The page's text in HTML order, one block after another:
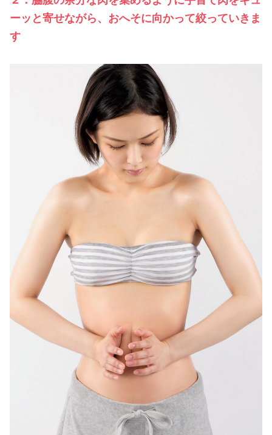
ーッと寄せながら、おへそに向かって絞っていきま
す